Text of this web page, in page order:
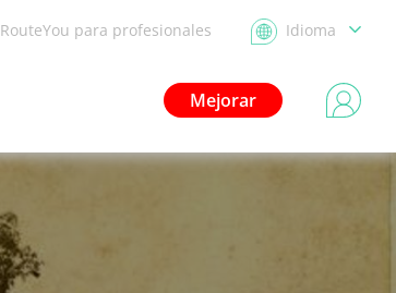
RouteYou para profesionales Idioma
Mejorar